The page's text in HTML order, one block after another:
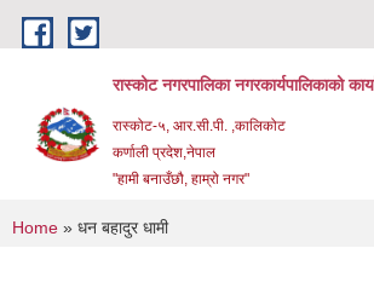
Skip to main content
रास्कोट नगरपालिका नगरकार्यपालिकाको
रास्कोट-५, आर.सी.पी. ,कालिकोट
कर्णाली प्रदेश,नेपाल
"हामी बनाउँछौ, हाम्रो नगर"
You are here
Home » धन बहादुर धामी